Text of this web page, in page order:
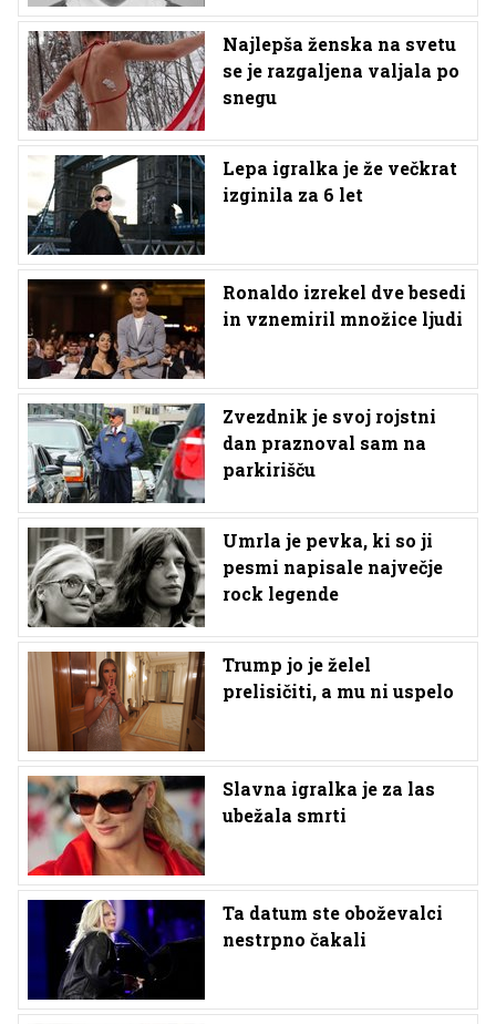
Najlepša ženska na svetu
se je razgaljena valjala po
snegu
Lepa igralka je že večkrat
izginila za 6 let
Ronaldo izrekel dve besedi
in vznemiril množice ljudi
Zvezdnik je svoj rojstni
dan praznoval sam na
parkirišču
Umrla je pevka, ki so ji
pesmi napisale največje
rock legende
Trump jo je želel
prelisičiti, a mu ni uspelo
Slavna igralka je za las
ubežala smrti
Ta datum ste oboževalci
nestrpno čakali